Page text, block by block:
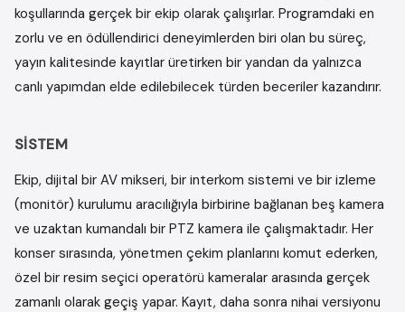
koşullarında gerçek bir ekip olarak çalışırlar. Programdaki en
zorlu ve en ödüllendirici deneyimlerden biri olan bu süreç,
yayın kalitesinde kayıtlar üretirken bir yandan da yalnızca
canlı yapımdan elde edilebilecek türden beceriler kazandırır.
SISTEM
Ekip, dijital bir AV mikseri, bir interkom sistemi ve bir izleme
(monitör) kurulumu aracılığıyla birbirine bağlanan beş kamera
ve uzaktan kumandalı bir PTZ kamera ile çalışmaktadır. Her
konser sırasında, yönetmen çekim planlarını komut ederken,
özel bir resim seçici operatörü kameralar arasında gerçek
zamanlı olarak geçiş yapar. Kayıt, daha sonra nihai versiyonu